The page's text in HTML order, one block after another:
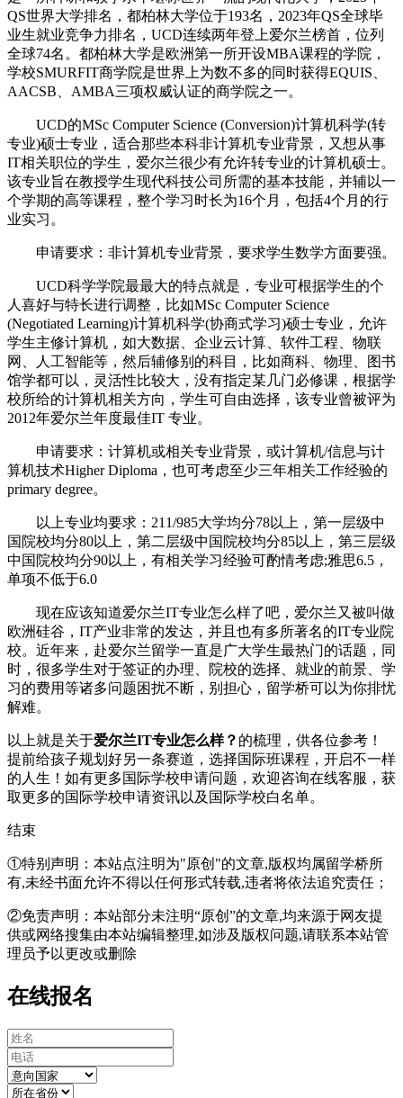
QS世界大学排名，都柏林大学位于193名，2023年QS全球毕
业生就业竞争力排名，UCD连续两年登上爱尔兰榜首，位列
全球74名。都柏林大学是欧洲第一所开设MBA课程的学院，
学校SMURFIT商学院是世界上为数不多的同时获得EQUIS、
AACSB、AMBA三项权威认证的商学院之一。
UCD的MSc Computer Science (Conversion)计算机科学(转
专业)硕士专业，适合那些本科非计算机专业背景，又想从事
IT相关职位的学生，爱尔兰很少有允许转专业的计算机硕士。
该专业旨在教授学生现代科技公司所需的基本技能，并辅以一
个学期的高等课程，整个学习时长为16个月，包括4个月的行
业实习。
申请要求：非计算机专业背景，要求学生数学方面要强。
UCD科学学院最最大的特点就是，专业可根据学生的个
人喜好与特长进行调整，比如MSc Computer Science
(Negotiated Learning)计算机科学(协商式学习)硕士专业，允许
学生主修计算机，如大数据、企业云计算、软件工程、物联
网、人工智能等，然后辅修别的科目，比如商科、物理、图书
馆学都可以，灵活性比较大，没有指定某几门必修课，根据学
校所给的计算机相关方向，学生可自由选择，该专业曾被评为
2012年爱尔兰年度最佳IT 专业。
申请要求：计算机或相关专业背景，或计算机/信息与计
算机技术Higher Diploma，也可考虑至少三年相关工作经验的
primary degree。
以上专业均要求：211/985大学均分78以上，第一层级中
国院校均分80以上，第二层级中国院校均分85以上，第三层级
中国院校均分90以上，有相关学习经验可酌情考虑;雅思6.5，
单项不低于6.0
现在应该知道爱尔兰IT专业怎么样了吧，爱尔兰又被叫做
欧洲硅谷，IT产业非常的发达，并且也有多所著名的IT专业院
校。近年来，赴爱尔兰留学一直是广大学生最热门的话题，同
时，很多学生对于签证的办理、院校的选择、就业的前景、学
习的费用等诸多问题困扰不断，别担心，留学桥可以为你排忧
解难。
以上就是关于爱尔兰IT专业怎么样？ 的梳理，供各位参考！
提前给孩子规划好另一条赛道，选择国际班课程，开启不一样
的人生！如有更多国际学校申请问题，欢迎咨询在线客服 ，获
取更多的国际学校申请资讯以及国际学校白名单。
结束
①特别声明：本站点注明为"原创"的文章,版权均属留学桥所
有,未经书面允许不得以任何形式转载,违者将依法追究责任；
②免责声明：本站部分未注明“原创”的文章,均来源于网友提
供或网络搜集由本站编辑整理,如涉及版权问题,请联系本站管
理员予以更改或删除
在线报名